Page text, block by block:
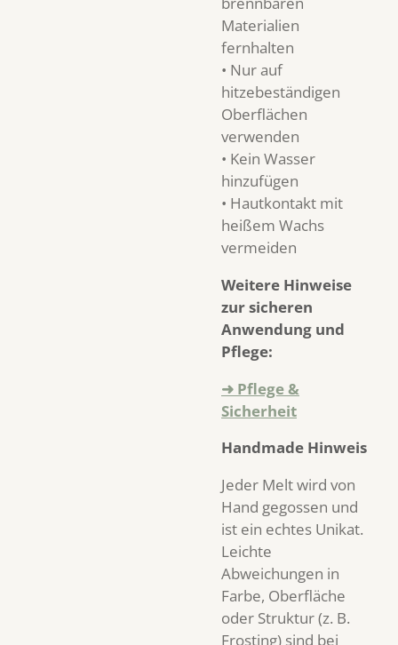
Materialien
fernhalten
• Nur auf
hitzebeständigen
Oberflächen
verwenden
• Kein Wasser
hinzufügen
• Hautkontakt mit
heißem Wachs
vermeiden
Weitere Hinweise
zur sicheren
Anwendung und
Pflege:
➜ Pflege &
Sicherheit
Handmade Hinweis
Jeder Melt wird von
Hand gegossen und
ist ein echtes Unikat.
Leichte
Abweichungen in
Farbe, Oberfläche
oder Struktur (z. B.
Frosting) sind bei